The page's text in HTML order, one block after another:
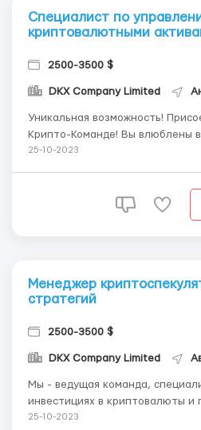
Специалист по
криптовалютными
2500-3500 $
DKX Company Limited
Уникальная возможность!
Крипто-Команде! Вы влюблены в мир криптовалют и
хотите стать частью этой
воплотить свои идеи в жизнь.
25-10-2023
Менеджер
стратегий
2500-3500 $
DKX Company Limited
Мы - ведущая команда,
инвестициях в криптовалюты и
высокоэффективных стратегий
25-10-2023